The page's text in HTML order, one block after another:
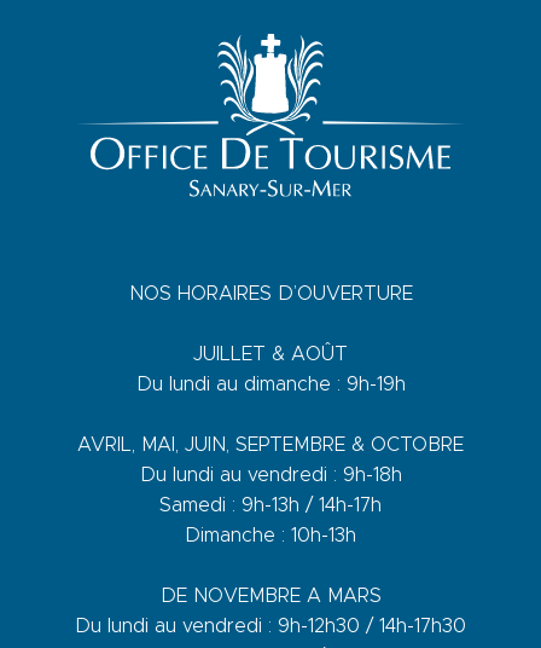
NOS HORAIRES D’OUVERTURE
JUILLET & AOÛT
Du lundi au dimanche : 9h-19h
AVRIL, MAI, JUIN, SEPTEMBRE & OCTOBRE
Du lundi au vendredi : 9h-18h
Samedi : 9h-13h / 14h-17h
Dimanche : 10h-13h
DE NOVEMBRE A MARS
Du lundi au vendredi : 9h-12h30 / 14h-17h30